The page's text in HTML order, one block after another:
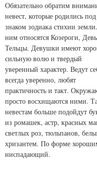
Обязательно обратим
невест, которые родились под
знаком зодиака стихии
ним относятся Козероги,
Тельцы. Девушки имеют
сильную волю и твердый
уверенный характер. Ведут
всегда уверенно, любят
практичность и такт.
просто восхищаются ними.
невестам больше подойдут
из ромашек, астр, красных
светлых роз, тюльпанов,
хризантем. По форме
ниспадающий.